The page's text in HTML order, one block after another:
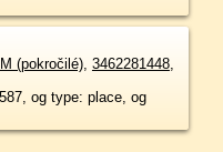
(pokročilé), 3462281448,
og type: place, og